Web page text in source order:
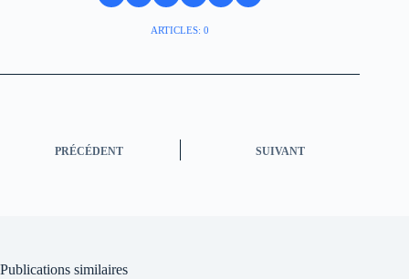
ARTICLES: 0
PRÉCÉDENT SUIVANT
Publications similaires